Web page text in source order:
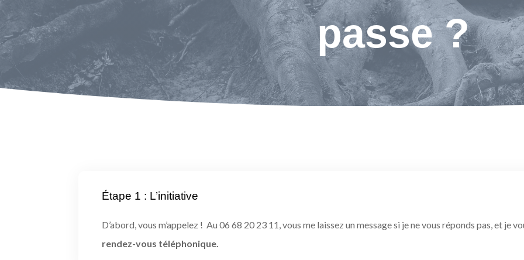
passe ?
Étape 1 : L’initiative
D’abord, vous m’appelez ! Au 06 68 20 23 11, vous me laissez un message si je ne vous réponds pas, et je
rendez-vous téléphonique.